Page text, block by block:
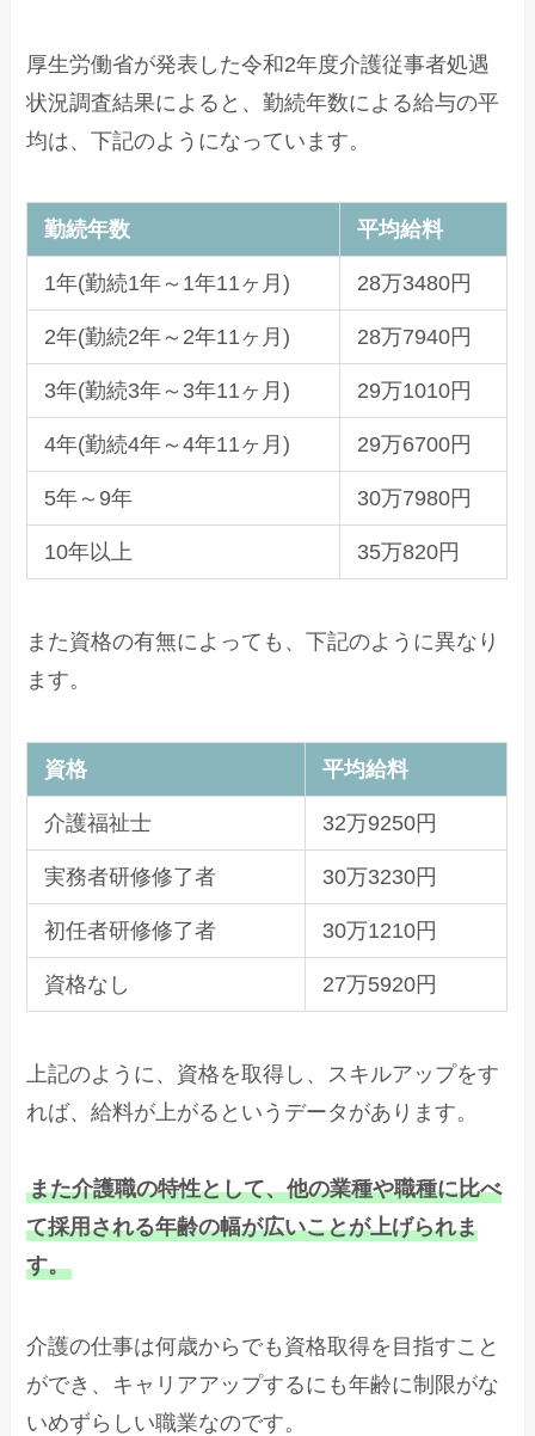
厚生労働省が発表した令和2年度介護従事者処遇
状況調査結果によると、勤続年数による給与の平
均は、下記のようになっています。
勤続年数 平均給料
1年(勤続1年～1年11ヶ月) 28万3480円
2年(勤続2年～2年11ヶ月) 28万7940円
3年(勤続3年～3年11ヶ月) 29万1010円
4年(勤続4年～4年11ヶ月) 29万6700円
5年～9年 30万7980円
10年以上 35万820円
また資格の有無によっても、下記のように異なり
ます。
資格 平均給料
介護福祉士 32万9250円
実務者研修修了者 30万3230円
初任者研修修了者 30万1210円
資格なし 27万5920円
上記のように、資格を取得し、スキルアップをす
れば、給料が上がるというデータがあります。
また介護職の特性として、他の業種や職種に比べ
て採用される年齢の幅が広いことが上げられま
す。
介護の仕事は何歳からでも資格取得を目指すこと
ができ、キャリアアップするにも年齢に制限がな
いめずらしい職業なのです。